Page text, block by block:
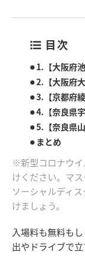
目次
1.【大阪府
2.【大阪府
3.【京都府
4.【奈良県
5.【奈良県
まとめ
※新型コロナウイ
けください。マ
ソーシャルディ
けましょう。
入場料も無料も
出やドライブで